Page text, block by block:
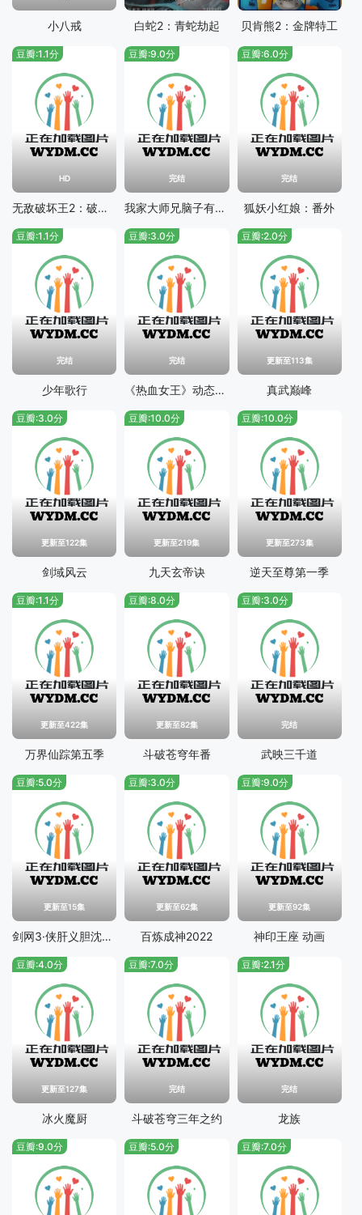
小八戒 白蛇2：青蛇劫起 贝肯熊2：金牌特工
HD
豆瓣:1.1分
无敌破坏王2：破坏王大闹互联网
完结
豆瓣:9.0分
我家大师兄脑子有坑 特别篇
完结
豆瓣:6.0分
狐妖小红娘：番外
完结
豆瓣:1.1分
少年歌行
完结
豆瓣:3.0分
《热血女王》动态漫画
更新至113集
豆瓣:2.0分
真武巅峰
更新至122集
豆瓣:3.0分
剑域风云
更新至219集
豆瓣:10.0分
九天玄帝诀
更新至273集
豆瓣:10.0分
逆天至尊第一季
更新至422集
豆瓣:1.1分
万界仙踪第五季
更新至82集
豆瓣:8.0分
斗破苍穹年番
完结
豆瓣:3.0分
武映三千道
更新至15集
豆瓣:5.0分
剑网3·侠肝义胆沈剑心第三季
更新至62集
豆瓣:3.0分
百炼成神2022
更新至92集
豆瓣:9.0分
神印王座 动画
更新至127集
豆瓣:4.0分
冰火魔厨
完结
豆瓣:7.0分
斗破苍穹三年之约
完结
豆瓣:2.1分
龙族
豆瓣:9.0分 豆瓣:5.0分 豆瓣:7.0分